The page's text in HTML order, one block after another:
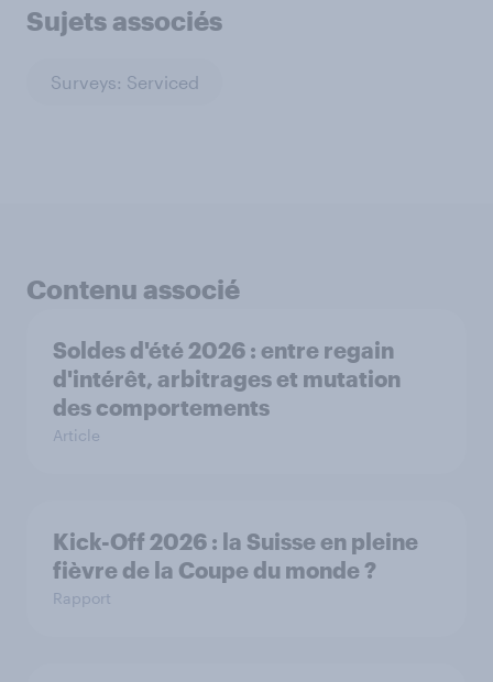
Sujets associés
Surveys: Serviced
Contenu associé
Soldes d'été 2026 : entre regain
d'intérêt, arbitrages et mutation
des comportements
Article
Kick-Off 2026 : la Suisse en pleine
fièvre de la Coupe du monde ?
Rapport